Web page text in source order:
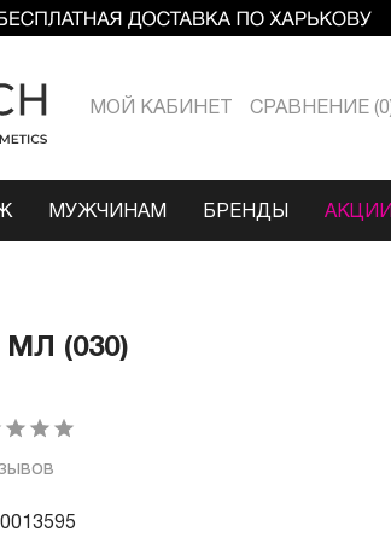
МОЙ КАБИНЕТ СРАВНЕНИЕ 0
МУЖЧИНАМ БРЕНДЫ АКЦИИ
МЛ (030)